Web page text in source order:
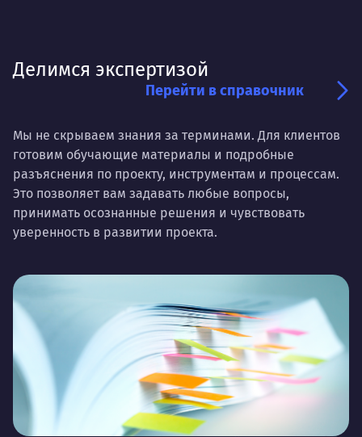
Делимся экспертизой
Перейти в справочник
Мы не скрываем знания за терминами. Для клиентов
готовим обучающие материалы и подробные
разъяснения по проекту, инструментам и процессам.
Это позволяет вам задавать любые вопросы,
принимать осознанные решения и чувствовать
уверенность в развитии проекта.